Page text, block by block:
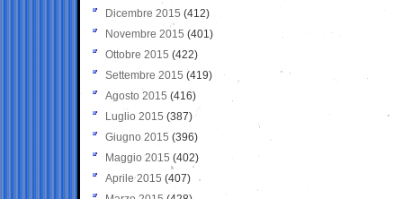
Dicembre 2015 (412)
Novembre 2015 (401)
Ottobre 2015 (422)
Settembre 2015 (419)
Agosto 2015 (416)
Luglio 2015 (387)
Giugno 2015 (396)
Maggio 2015 (402)
Aprile 2015 (407)